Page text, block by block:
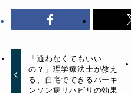
「通わなくてもいい
の？」理学療法士が教え
る、自宅でできるパーキ
ンソン病リハビリの効果